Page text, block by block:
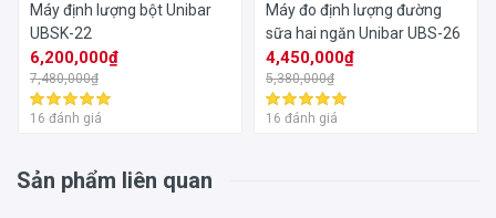
Máy định lượng bột Unibar
UBSK-22
6,200,000₫
7,480,000₫
16 đánh giá
Máy đo định lượng đường
sữa hai ngăn Unibar UBS-26
4,450,000₫
5,380,000₫
16 đánh giá
Sản phẩm liên quan